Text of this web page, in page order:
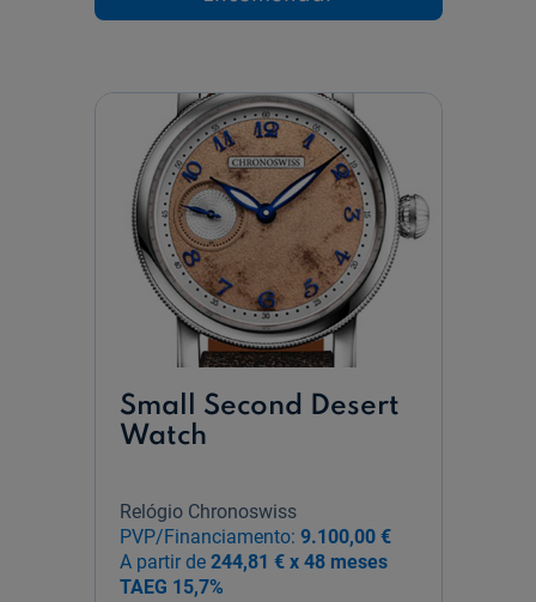
Blue
Small Second Desert
Watch
Relógio Chronoswiss
PVP/Financiamento: 9.100,00 €
A partir de 244,81 € x 48 meses
TAEG 15,7%